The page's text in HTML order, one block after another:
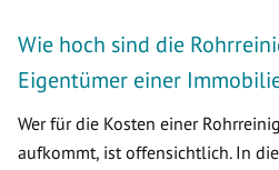
Wie hoch sind die
Eigentümer einer
Wer für die Kosten einer
aufkommt, ist offensichtlich. In